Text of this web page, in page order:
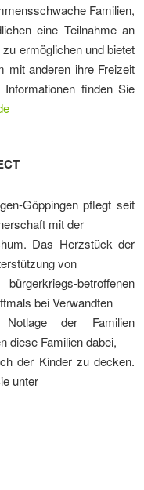
Familien,
eine Teilnahme an
ermöglichen und bietet
mit anderen ihre Freizeit
finden Sie
Göppingen pflegt seit
mit der
Das Herzstück der
von
betroffenen
bei Verwandten
der Familien
diese Familien dabei,
der Kinder zu decken.
unter